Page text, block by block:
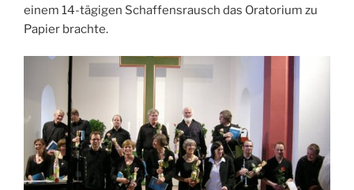
einem 14-tägigen Schaffensrausch das Oratorium zu
Papier brachte.